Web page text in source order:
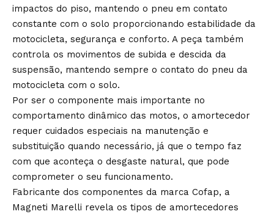
impactos do piso, mantendo o pneu em contato
constante com o solo proporcionando estabilidade da
motocicleta, segurança e conforto. A peça também
controla os movimentos de subida e descida da
suspensão, mantendo sempre o contato do pneu da
motocicleta com o solo.
Por ser o componente mais importante no
comportamento dinâmico das motos, o amortecedor
requer cuidados especiais na manutenção e
substituição quando necessário, já que o tempo faz
com que aconteça o desgaste natural, que pode
comprometer o seu funcionamento.
Fabricante dos componentes da marca Cofap, a
Magneti Marelli revela os tipos de amortecedores